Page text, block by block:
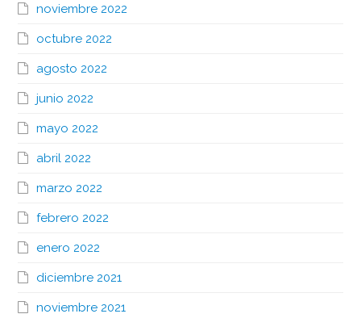
noviembre 2022
octubre 2022
agosto 2022
junio 2022
mayo 2022
abril 2022
marzo 2022
febrero 2022
enero 2022
diciembre 2021
noviembre 2021